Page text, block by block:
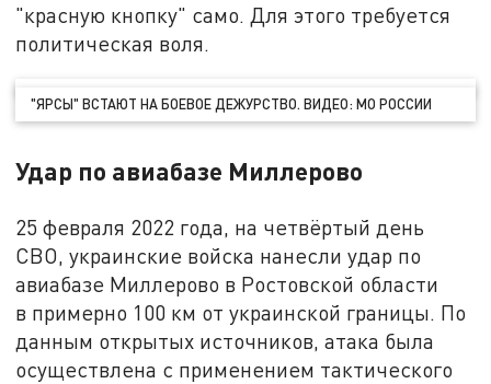
"красную кнопку" само. Для этого требуется
политическая воля.
"ЯРСЫ" ВСТАЮТ НА БОЕВОЕ ДЕЖУРСТВО. ВИДЕО: МО РОССИИ
Удар по авиабазе Миллерово
25 февраля 2022 года, на четвёртый день
СВО, украинские войска нанесли удар по
авиабазе Миллерово в Ростовской области
в примерно 100 км от украинской границы. По
данным открытых источников, атака была
осуществлена с применением тактического